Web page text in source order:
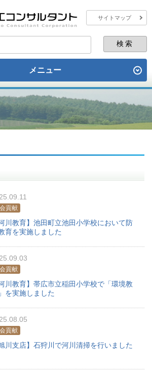
サイトマップ
メニュー
貢献
河川教育】池田町立池田小学校において防
育を実施しました
貢献
河川教育】帯広市立稲田小学校で「環境教
を実施しました
貢献
旭川支店】石狩川で河川清掃を行いました